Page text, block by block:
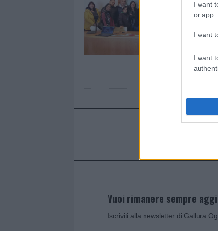
I want
or app.
I want
I want
Vuoi rimanere sempre
Iscriviti alla newsletter di Gallura